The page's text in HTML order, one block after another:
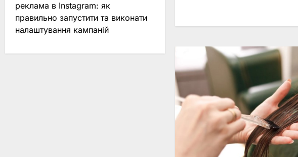
реклама в Instagram: як
правильно запустити та виконати
налаштування кампаній